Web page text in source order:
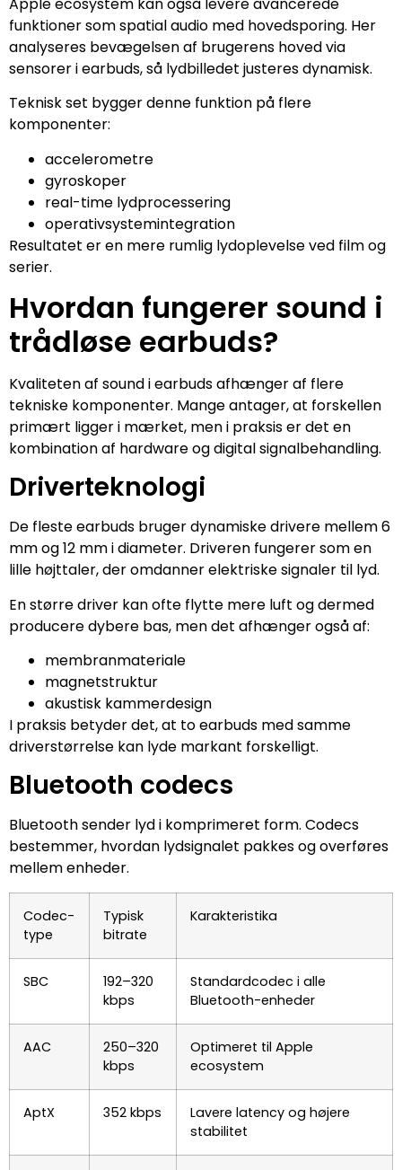
funktioner som spatial audio med hovedsporing. Her
analyseres bevægelsen af brugerens hoved via
sensorer i earbuds, så lydbilledet justeres dynamisk.
Teknisk set bygger denne funktion på flere
komponenter:
accelerometre
gyroskoper
real-time lydprocessering
operativsystemintegration
Resultatet er en mere rumlig lydoplevelse ved film og
serier.
Hvordan fungerer sound i
trådløse earbuds?
Kvaliteten af sound i earbuds afhænger af flere
tekniske komponenter. Mange antager, at forskellen
primært ligger i mærket, men i praksis er det en
kombination af hardware og digital signalbehandling.
Driverteknologi
De fleste earbuds bruger dynamiske drivere mellem 6
mm og 12 mm i diameter. Driveren fungerer som en
lille højttaler, der omdanner elektriske signaler til lyd.
En større driver kan ofte flytte mere luft og dermed
producere dybere bas, men det afhænger også af:
membranmateriale
magnetstruktur
akustisk kammerdesign
I praksis betyder det, at to earbuds med samme
driverstørrelse kan lyde markant forskelligt.
Bluetooth codecs
Bluetooth sender lyd i komprimeret form. Codecs
bestemmer, hvordan lydsignalet pakkes og overføres
mellem enheder.
Codec-
type
Typisk
bitrate
Karakteristika
SBC
192–320
kbps
Standardcodec i alle
Bluetooth-enheder
AAC
250–320
kbps
Optimeret til Apple
ecosystem
AptX 352 kbps
Lavere latency og højere
stabilitet